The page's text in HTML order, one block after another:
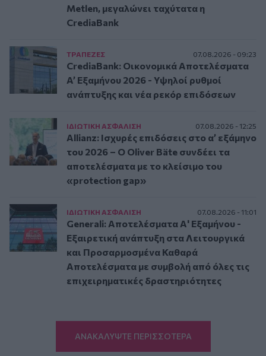
Metlen, μεγαλώνει ταχύτατα η
CrediaBank
ΤΡAΠΕΖΕΣ 07.08.2026 - 09:23
CrediaBank: Οικονομικά Αποτελέσματα
A’ Εξαμήνου 2026 - Υψηλοί ρυθμοί
ανάπτυξης και νέα ρεκόρ επιδόσεων
ΙΔΙΩΤΙΚΗ ΑΣΦAΛΙΣΗ 07.08.2026 - 12:25
Allianz: Ισχυρές επιδόσεις στο α’ εξάμηνο
του 2026 – Ο Oliver Bäte συνδέει τα
αποτελέσματα με το κλείσιμο του
«protection gap»
ΙΔΙΩΤΙΚΗ ΑΣΦAΛΙΣΗ 07.08.2026 - 11:01
Generali: Αποτελέσματα Α' Εξαμήνου -
Εξαιρετική ανάπτυξη στα Λειτουργικά
και Προσαρμοσμένα Καθαρά
Αποτελέσματα με συμβολή από όλες τις
επιχειρηματικές δραστηριότητες
ΑΝΑΚΑΛΥΨΤΕ ΠΕΡΙΣΣΟΤΕΡΑ